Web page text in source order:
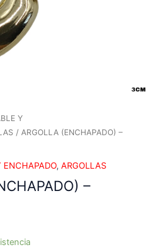
Y
/ ARGOLLA (ENCHAPADO) –
ENCHAPADO, ARGOLLAS
–